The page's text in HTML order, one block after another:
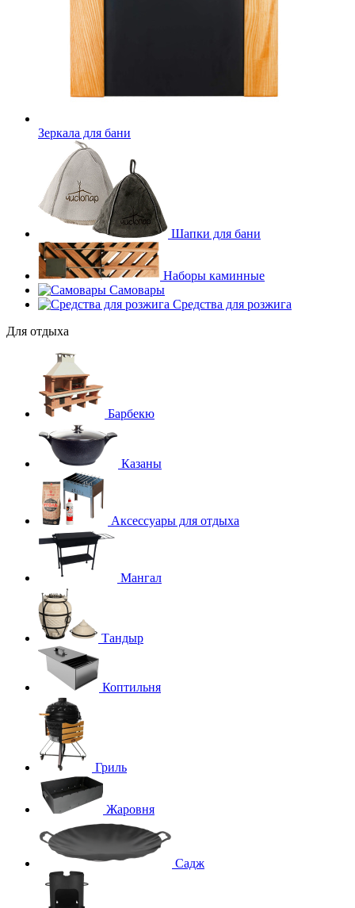
Зеркала для бани
Шапки для бани
Наборы каминные
Самовары
Средства для розжига
Для отдыха
Барбекю
Казаны
Аксессуары для отдыха
Мангал
Тандыр
Коптильня
Гриль
Жаровня
Садж